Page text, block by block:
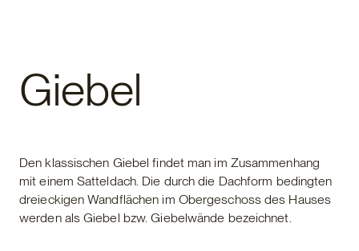
Giebel
Den klassischen Giebel findet man im Zusammenhang
mit einem Satteldach. Die durch die Dachform bedingten
dreieckigen Wandflächen im Obergeschoss des Hauses
werden als Giebel bzw. Giebelwände bezeichnet.